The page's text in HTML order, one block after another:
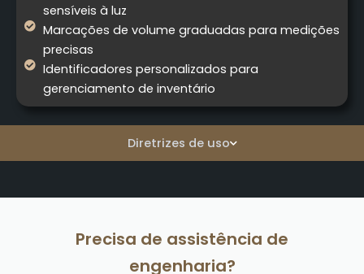
Diretrizes de uso
sensíveis à luz
Marcações de volume graduadas para medições
precisas
Identificadores personalizados para
gerenciamento de inventário
Precisa de assistência de
engenharia?